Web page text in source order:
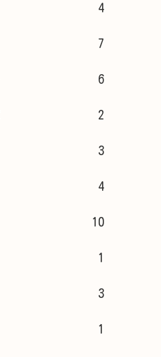
4
7
6
2
3
4
10
1
3
1